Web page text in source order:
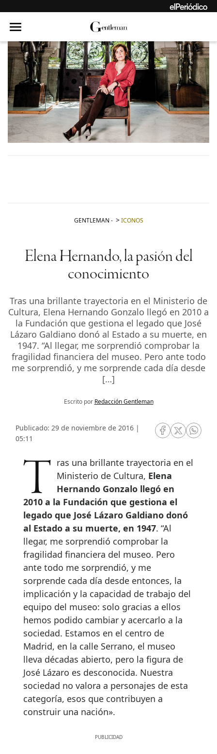
GENTLEMAN - ICONOS
Elena Hernando, la pasión del
conocimiento
Tras una brillante trayectoria en el Ministerio de
Cultura, Elena Hernando Gonzalo llegó en 2010 a
la Fundación que gestiona el legado que José
Lázaro Galdiano donó al Estado a su muerte, en
1947. “Al llegar, me sorprendió comprobar la
fragilidad financiera del museo. Pero ante todo
me sorprendió, y me sorprende cada día desde
[…]
Escrito por Redacción Gentleman
Publicado: 29 de noviembre de 2016 |
05:11
RRSS Facebook
RRSSRRSS
Tras una brillante trayectoria en el Ministerio de Cultura, Elena
Hernando Gonzalo llegó en
2010 a la Fundación que gestiona el
legado que José Lázaro Galdiano donó
al Estado a su muerte, en 1947. “Al
llegar, me sorprendió comprobar la
fragilidad financiera del museo. Pero
ante todo me sorprendió, y me
sorprende cada día desde entonces, la
implicación y la capacidad de trabajo del
equipo del museo: solo gracias a ellos
hemos podido cambiar y acercarlo a la
sociedad. Estamos en el centro de
Madrid, en la calle Serrano, el museo
lleva décadas abierto, pero la figura de
José Lázaro es desconocida. Nuestra
sociedad no valora a personajes de esta
categoría, esos que contribuyen a
construir una nación».